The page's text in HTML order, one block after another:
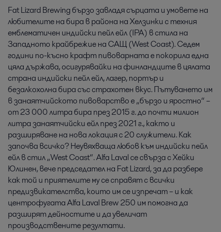
Fat Lizard Brewing бързо завладя сърцата и умовете на
любителите на бира в района на Хелзинки с техния
емблематичен индийски пейл ейл (IPA) в стила на
Западното крайбрежие на САЩ (West Coast). Седем
години по-късно крафт пивоварната е покорила една
цяла държава, осигурявайки на финландците в цялата
страна индийски пейл ейл, лагер, портър и
безалкохолна бира със страхотен вкус. Пътуването им
в занаятчийското пивоварство е „бързо и яростно“ –
от 23 000 литра бира през 2015 г. до почти милион
литра занаятчийски ейл през 2021 г., както и
разширяване на нова локация с 20 служители. Как
започва всичко? Неувяхваща любов към индийски пейл
ейл в стил „West Coast“. Alfa Laval се свърза с Хейки
Юлинен, вече председател на Fat Lizard, за да разбере
как той и приятелите му се справят с всички
предизвикателства, които им се изпречат – и как
центрофугата Alfa Laval Brew 250 им помогна да
разширят дейностите и да увеличат
производствените резултати.